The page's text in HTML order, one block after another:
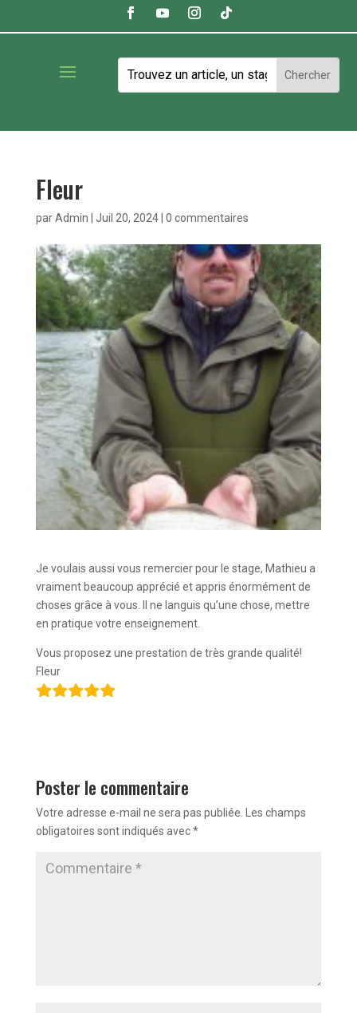
Fleur
parAdmin Juil 20, 2024| 0 commentaires
Je voulais aussi vous remercier pour le stage, Mathieu a
vraiment beaucoup apprécié et appris énormément de
choses grâce à vous. Il ne languis qu’une chose, mettre
en pratique votre enseignement.
Vous proposez une prestation de très grande qualité!
Fleur
Poster le commentaire
Votre adresse e-mail ne sera pas publiée. Les champs
obligatoires sont indiqués avec*